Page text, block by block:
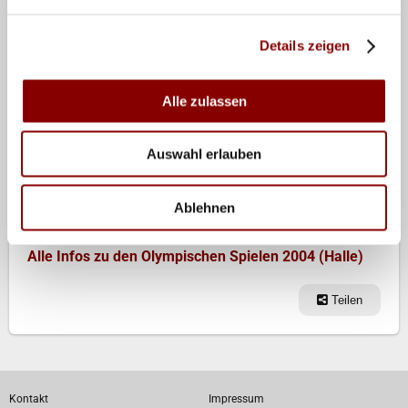
Details zeigen
Alle zulassen
Auswahl erlauben
Ablehnen
(20.00 Uhr) hat die DVV-Auswahl ihr Auftaktmatch
Grand Prix eine 1:3-Vorrunden-Niederlage gab.
Besondere Brisanz enthält das Spiel, da diese Paarung
auch das Auftaktspiel des Olympischen Turniers der
Frauen ist.
Alle Infos zum Grand Prix 2004
Alle Infos zu den Olympischen Spielen 2004 (Halle)
Teilen
Kontakt Impressum